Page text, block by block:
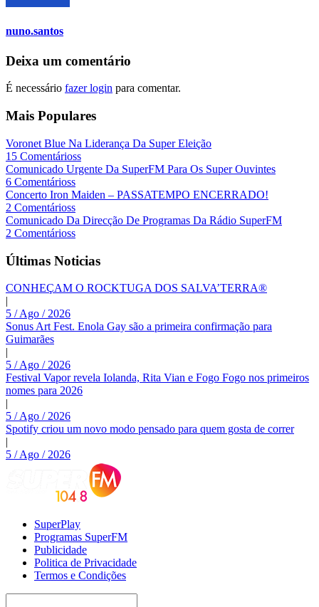
nuno.santos
Deixa um comentário
É necessário fazer login para comentar.
Mais Populares
Voronet Blue Na Liderança Da Super Eleição
15 Comentárioss
Comunicado Urgente Da SuperFM Para Os Super Ouvintes
6 Comentárioss
Concerto Iron Maiden – PASSATEMPO ENCERRADO!
2 Comentárioss
Comunicado Da Direcção De Programas Da Rádio SuperFM
2 Comentárioss
Últimas Noticias
CONHEÇAM O ROCKTUGA DOS SALVA’TERRA®
|
5 / Ago / 2026
Sonus Art Fest. Enola Gay são a primeira confirmação para
Guimarães
|
5 / Ago / 2026
Festival Vapor revela Iolanda, Rita Vian e Fogo Fogo nos primeiros
nomes para 2026
|
5 / Ago / 2026
Spotify criou um novo modo pensado para quem gosta de correr
|
5 / Ago / 2026
SuperPlay
Programas SuperFM
Publicidade
Politica de Privacidade
Termos e Condições